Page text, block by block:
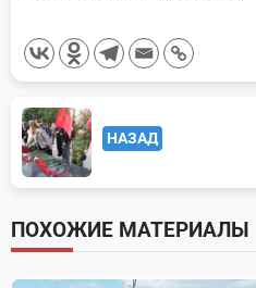
<span
class="nav-
subtitle
screen-
reader-
НАЗАД
ПОХОЖИЕ МАТЕРИАЛЫ